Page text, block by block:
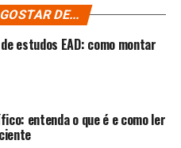
DE...
estudos EAD: como montar
entenda o que é e como ler